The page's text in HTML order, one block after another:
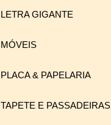
LETRA GIGANTE
MÓVEIS
PLACA & PAPELARIA
TAPETE E PASSADEIRAS